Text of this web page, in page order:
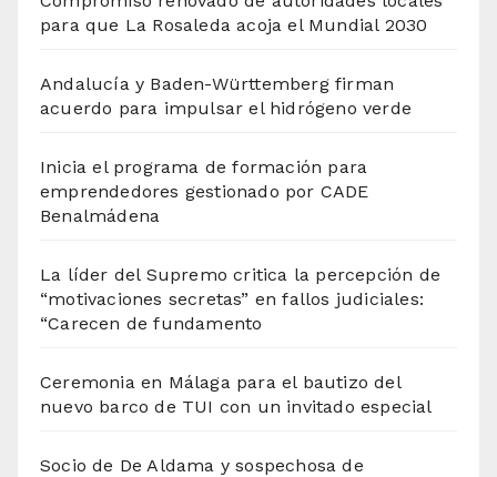
para que La Rosaleda acoja el Mundial 2030
Andalucía y Baden-Württemberg firman
acuerdo para impulsar el hidrógeno verde
Inicia el programa de formación para
emprendedores gestionado por CADE
Benalmádena
La líder del Supremo critica la percepción de
“motivaciones secretas” en fallos judiciales:
“Carecen de fundamento
Ceremonia en Málaga para el bautizo del
nuevo barco de TUI con un invitado especial
Socio de De Aldama y sospechosa de